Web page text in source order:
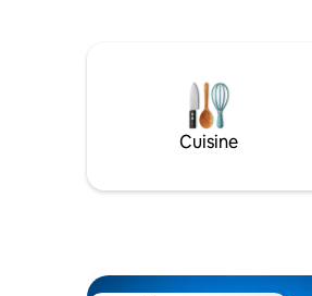
sublime toit terrasse
grande bleue, sans nuisance. Il
proche des commodités,
provençaux, et de la mer
Cuisine